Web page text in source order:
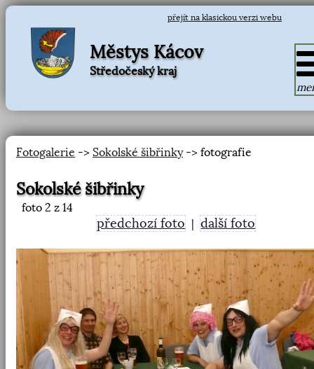
přejít na klasickou verzi webu
Městys Kácov
Středočeský kraj
Fotogalerie -> Sokolské šibřinky-> fotografie
Sokolské šibřinky
foto 2 z 14
předchozí foto |další foto